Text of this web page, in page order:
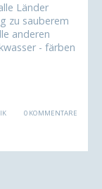
Länder
zu sauberem
anderen
- färben
0 KOMMENTARE